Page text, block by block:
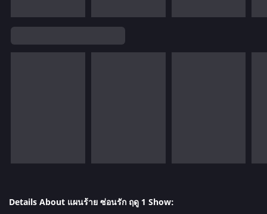
Details About แผนร้าย ซ่อนรัก ฤดู 1 Show: